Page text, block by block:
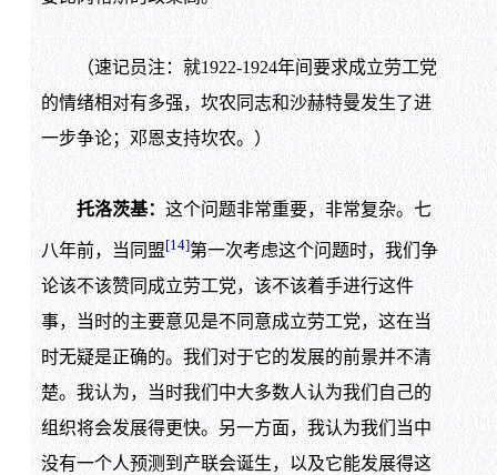
（速记员注：就1922-1924年间要求成立劳工党
的情绪相对有多强，坎农同志和沙赫特曼发生了进
一步争论；邓恩支持坎农。）
托洛茨基： 这个问题非常重要，非常复杂。七
八年前，当同盟[14]第一次考虑这个问题时，我们争
论该不该赞同成立劳工党，该不该着手进行这件
事，当时的主要意见是不同意成立劳工党，这在当
时无疑是正确的。我们对于它的发展的前景并不清
楚。我认为，当时我们中大多数人认为我们自己的
组织将会发展得更快。另一方面，我认为我们当中
没有一个人预测到产联会诞生，以及它能发展得这